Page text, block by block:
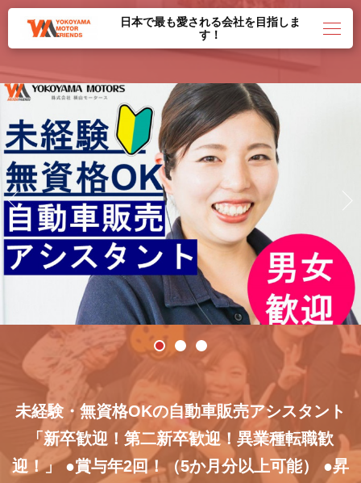
日本で最も愛される会社を目指しま
す！
未経験・無資格OKの自動車販売アシスタント
「新卒歓迎！第二新卒歓迎！異業種転職歓
迎！」 ●賞与年2回！（5か月分以上可能）
●昇